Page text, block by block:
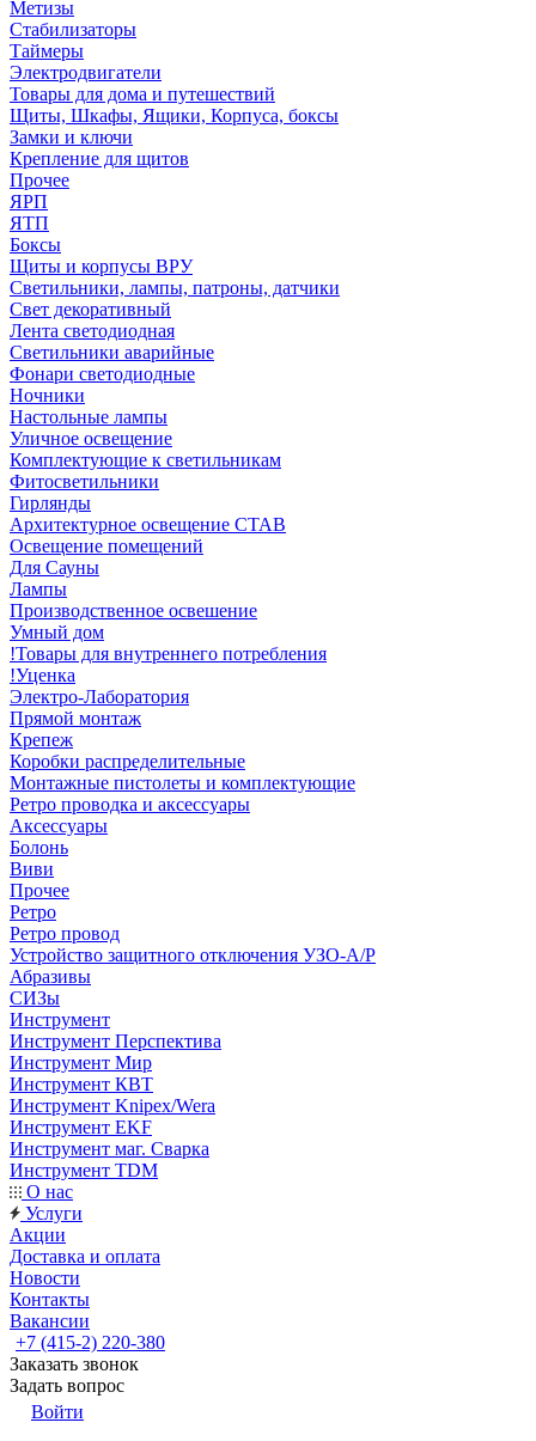
Метизы
Стабилизаторы
Таймеры
Электродвигатели
Товары для дома и путешествий
Щиты, Шкафы, Ящики, Корпуса, боксы
Замки и ключи
Крепление для щитов
Прочее
ЯРП
ЯТП
Боксы
Щиты и корпусы ВРУ
Светильники, лампы, патроны, датчики
Свет декоративный
Лента светодиодная
Светильники аварийные
Фонари светодиодные
Ночники
Настольные лампы
Уличное освещение
Комплектующие к светильникам
Фитосветильники
Гирлянды
Архитектурное освещение СТАВ
Освещение помещений
Для Сауны
Лампы
Производственное освешение
Умный дом
!Товары для внутреннего потребления
!Уценка
Электро-Лаборатория
Прямой монтаж
Крепеж
Коробки распределительные
Монтажные пистолеты и комплектующие
Ретро проводка и аксессуары
Аксессуары
Болонь
Виви
Прочее
Ретро
Ретро провод
Устройство защитного отключения УЗО-А/Р
Абразивы
СИЗы
Инструмент
Инструмент Перспектива
Инструмент Мир
Инструмент КВТ
Инструмент Knipex/Wera
Инструмент EKF
Инструмент маг. Сварка
Инструмент TDM
О нас
Услуги
Акции
Доставка и оплата
Новости
Контакты
Вакансии
+7 (415-2) 220-380
Заказать звонок
Задать вопрос
Войти